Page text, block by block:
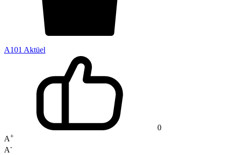
A101 Aktüel
0
A+
A-